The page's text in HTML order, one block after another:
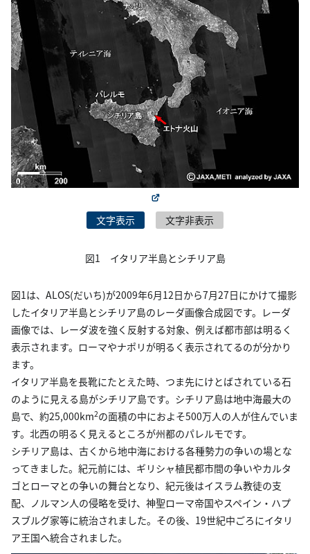
文字表示 文字非表示
図1 イタリア半島とシチリア島
図1は、ALOS(だいち)が2009年6月12日から7月27日にかけて撮影
したイタリア半島とシチリア島のレーダ画像合成図です。レーダ
画像では、レーダ波を強く反射する対象、例えば都市部は明るく
表示されます。ローマやナポリが明るく表示されてるのが分かり
ます。
イタリア半島を長靴にたとえた時、つま先にけとばされている石
のように見える島がシチリア島です。シチリア島は地中海最大の
島で、約25,000km2の面積の中におよそ500万人の人が住んでいま
す。北西の明るく見えるところが州都のパレルモです。
シチリア島は、古くから地中海における各種勢力の争いの場とな
ってきました。紀元前には、ギリシャ植民都市間の争いやカルタ
ゴとローマとの争いの舞台となり、紀元後はイスラム教徒の支
配、ノルマン人の侵略を受け、神聖ローマ帝国やスペイン・ハプ
スブルグ家等に統治されました。その後、19世紀中ごろにイタリ
ア王国へ統合されました。